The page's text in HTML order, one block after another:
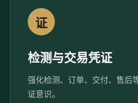
证
检测与交易凭证
强化检测、订单、交付、售后
证意识。